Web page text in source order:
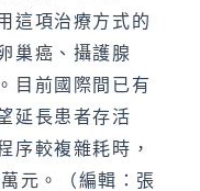
這項治療方式的
巢癌、攝護腺
目前國際間已有
延長患者存活
序較複雜耗時，
元。（編輯：張